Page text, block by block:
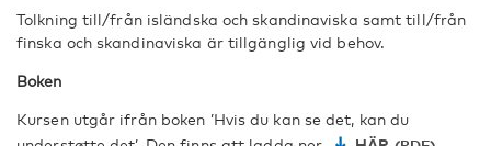
Tolkning till/från isländska och skandinaviska samt till/från
finska och skandinaviska är tillgänglig vid behov.
Boken
Kursen utgår ifrån boken ’Hvis du kan se det, kan du